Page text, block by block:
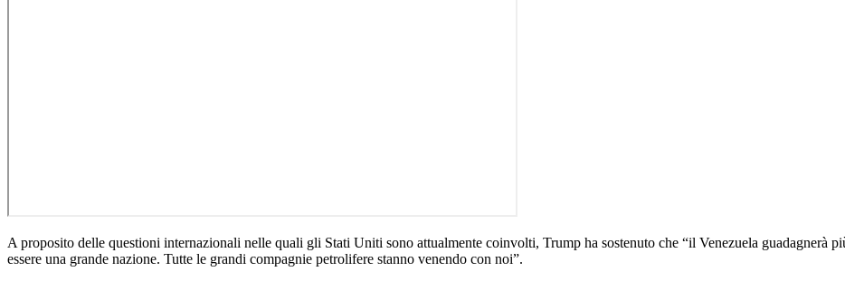
A proposito delle questioni internazionali nelle quali gli Stati Uniti sono attualmente coinvolti, Trump ha sostenuto che “il Venezuela guadagnerà
essere una grande nazione. Tutte le grandi compagnie petrolifere stanno venendo con noi”.